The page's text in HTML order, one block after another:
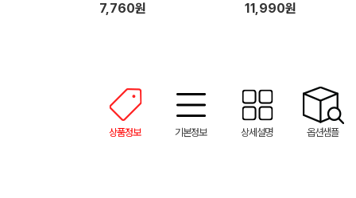
7,760원 11,990원
상품정보 기본정보 상세설명 옵션샘플